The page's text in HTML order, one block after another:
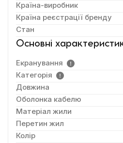
Країна-виробник
Країна реєстрації бренду
Стан
Основні
Екранування
Категорія
Довжина
Оболонка кабелю
Матеріал жили
Перетин жил
Колір